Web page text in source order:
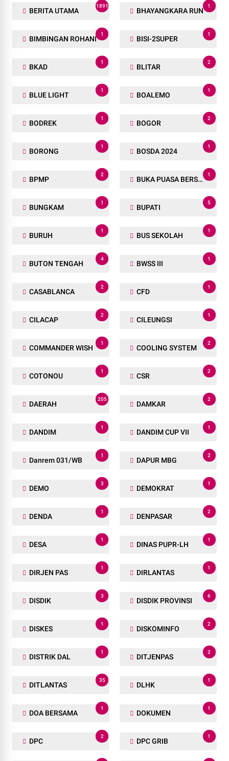
BERITA UTAMA
1891
BHAYANGKARA RUN
1
BIMBINGAN ROHANI
1
BISI-2SUPER
1
BKAD
1
BLITAR
2
BLUE LIGHT
1
BOALEMO
1
BODREK
1
BOGOR
2
BORONG
1
BOSDA 2024
1
BPMP
2
BUKA PUASA BERSAMA
1
BUNGKAM
1
BUPATI
5
BURUH
1
BUS SEKOLAH
1
BUTON TENGAH
4
BWSS III
1
CASABLANCA
2
CFD
1
CILACAP
2
CILEUNGSI
1
COMMANDER WISH
1
COOLING SYSTEM
2
COTONOU
1
CSR
2
DAERAH
205
DAMKAR
2
DANDIM
1
DANDIM CUP VII
1
Danrem 031/WB
1
DAPUR MBG
2
DEMO
3
DEMOKRAT
1
DENDA
1
DENPASAR
2
DESA
1
DINAS PUPR-LH
1
DIRJEN PAS
1
DIRLANTAS
1
DISDIK
3
DISDIK PROVINSI
6
DISKES
1
DISKOMINFO
2
DISTRIK DAL
1
DITJENPAS
2
DITLANTAS
35
DLHK
1
DOA BERSAMA
1
DOKUMEN
1
DPC
2
DPC GRIB
1